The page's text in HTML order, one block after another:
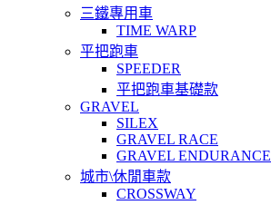
三鐵專用車
TIME WARP
平把跑車
SPEEDER
平把跑車基礎款
GRAVEL
SILEX
GRAVEL RACE
GRAVEL ENDURANCE
城市\休閒車款
CROSSWAY